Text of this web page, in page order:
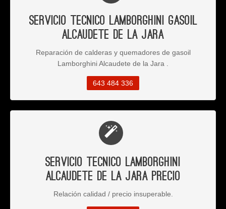
Servicio Tecnico Lamborghini Gasoil
Alcaudete de la Jara
Reparación de calderas y quemadores de gasoil
Lamborghini Alcaudete de la Jara .
643 484 336
Servicio Tecnico Lamborghini
Alcaudete de la Jara Precio
Relación calidad / precio insuperable.